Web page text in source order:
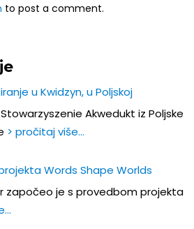
to post a comment.
u Kwidzyn, u Poljskoj
Akwedukt iz Poljske
> pročitaj više…
Words Shape Worlds
započeo je s provedbom projekta